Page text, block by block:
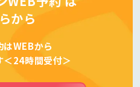
から
WEBから
24時間受付＞